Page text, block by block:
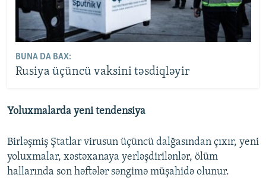
BUNA DA BAX:
Rusiya üçüncü vaksini təsdiqləyir
Yoluxmalarda yeni tendensiya
Birləşmiş Ştatlar virusun üçüncü dalğasından çıxır, yeni
yoluxmalar, xəstəxanaya yerləşdirilənlər, ölüm
hallarında son həftələr səngimə müşahidə olunur.